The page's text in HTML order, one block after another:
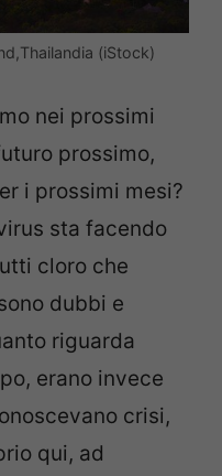
(iStock)
nei prossimi
prossimo,
i prossimi mesi?
sta facendo
cloro che
dubbi e
riguarda
erano invece
crisi,
qui, ad